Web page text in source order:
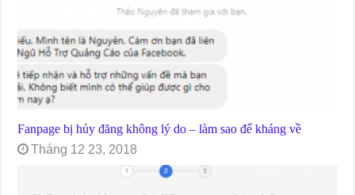
Fanpage bị hủy đăng không lý do – làm sao để kháng về
Tháng 12 23, 2018